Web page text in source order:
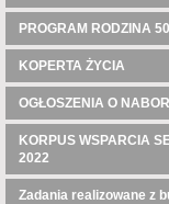
PROGRAM RODZINA
KOPERTA ŻYCIA
OGŁOSZENIA O
KORPUS WSPARCIA
2022
Zadania realizowane z